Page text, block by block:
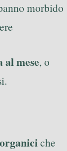
morbido
mese, o
che